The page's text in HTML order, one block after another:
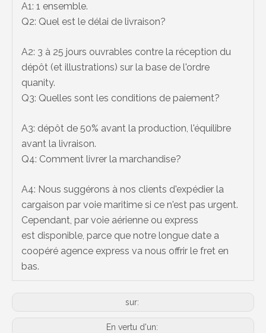
A1: 1 ensemble.
Q2: Quel est le délai de livraison?
A2: 3 à 25 jours ouvrables contre la réception du
dépôt (et illustrations) sur la base de l'ordre
quanity.
Q3: Quelles sont les conditions de paiement?
A3: dépôt de 50% avant la production, l'équilibre
avant la livraison.
Q4: Comment livrer la marchandise?
A4: Nous suggérons à nos clients d'expédier la
cargaison par voie maritime si ce n'est pas urgent.
Cependant, par voie aérienne ou express
est disponible, parce que notre longue date a
coopéré agence express va nous offrir le fret en
bas.
sur:
En vertu d'un: